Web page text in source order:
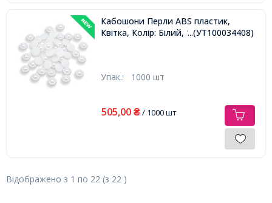
Кабошони Перли ABS пластик,
Квітка, Колір: Білий, 11х3.5мм,
...(УТ100034408)
Упак.: 1000 шт
505,00 ₴/ 1000 шт
Відображено з 1 по 22 (з 22 )